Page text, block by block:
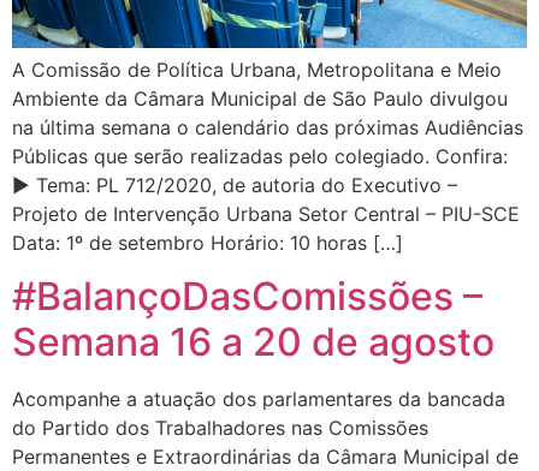
A Comissão de Política Urbana, Metropolitana e Meio
Ambiente da Câmara Municipal de São Paulo divulgou
na última semana o calendário das próximas Audiências
Públicas que serão realizadas pelo colegiado. Confira:
▶ Tema: PL 712/2020, de autoria do Executivo –
Projeto de Intervenção Urbana Setor Central – PIU-SCE
Data: 1º de setembro Horário: 10 horas […]
#BalançoDasComissões –
Semana 16 a 20 de agosto
Acompanhe a atuação dos parlamentares da bancada
do Partido dos Trabalhadores nas Comissões
Permanentes e Extraordinárias da Câmara Municipal de